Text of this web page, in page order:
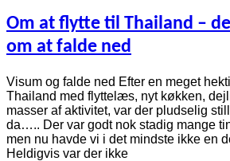
Om at flytte til Thailand –
om at falde ned
Visum og falde ned Efter en meget
Thailand med flyttelæs, nyt køkken,
masser af aktivitet, var der pludselig
da….. Der var godt nok stadig mange
men nu havde vi i det mindste ikke en
Heldigvis var der ikke